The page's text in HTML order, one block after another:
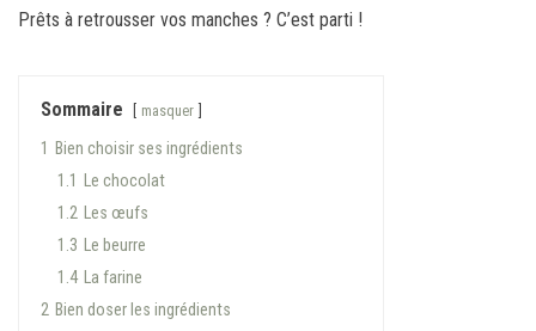
Prêts à retrousser vos manches ? C’est parti !
Sommaire masquer
1
Bien choisir ses ingrédients
1.1
Le chocolat
1.2 Les œufs
1.3 Le beurre
1.4 La farine
2 Bien doser les ingrédients